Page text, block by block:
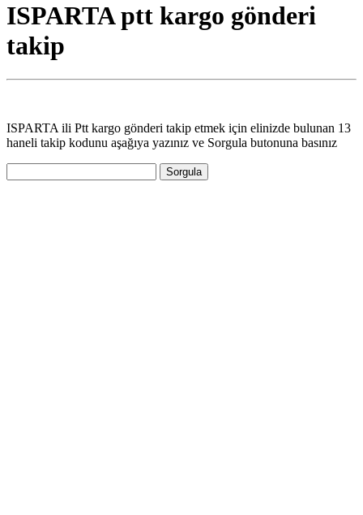
ISPARTA ptt kargo gönderi
takip
ISPARTA ili Ptt kargo gönderi takip etmek için elinizde bulunan 13
haneli takip kodunu aşağıya yazınız ve Sorgula butonuna basınız
Sorgula